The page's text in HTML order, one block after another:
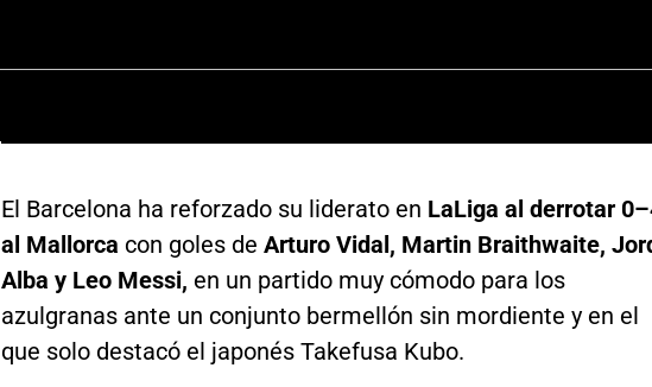
El Barcelona ha reforzado su liderato en LaLiga al derrotar
al Mallorca con goles de Arturo Vidal, Martin Braithwaite,
Alba y Leo Messi, en un partido muy cómodo para los
azulgranas ante un conjunto bermellón sin mordiente y en el
que solo destacó el japonés Takefusa Kubo.